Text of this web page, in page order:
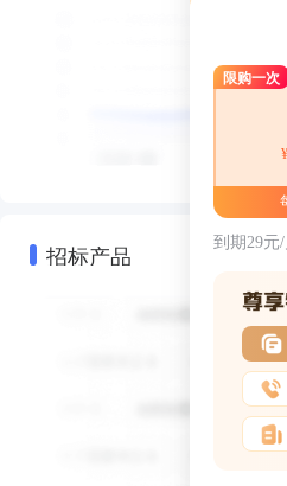
招标产品
限购一次
¥
到期29元